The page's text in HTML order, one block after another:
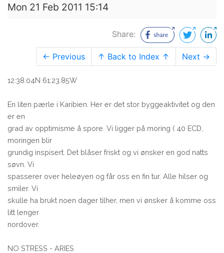
Mon 21 Feb 2011 15:14
Share:
← Previous ↑ Back to Index ↑ Next →
12:38.04N 61:23.85W
En liten pærle i Karibien. Her er det stor byggeaktivitet og den
er en
grad av opptimisme å spore. Vi ligger på moring ( 40 ECD,
moringen blir
grundig inspisert. Det blåser friskt og vi ønsker en god natts
søvn. Vi
spasserer over heleøyen og får oss en fin tur. Alle hilser og
smiler. Vi
skulle ha brukt noen dager tilher, men vi ønsker å komme oss
litt lenger
nordover.
NO STRESS - ARIES